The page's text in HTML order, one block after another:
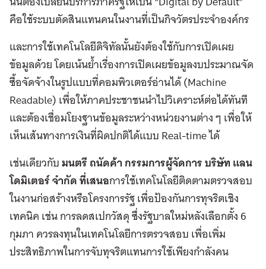
คือใช้ระบบตัดสินแทนคนในงานที่เป็นกิจวัตรประจำองค์กร
และการใช้เทคโนโลยีดิจิทัลนั้นยังต้องใช้กับการเปิดเผย
ข้อมูลด้วย โดยเน้นย้ำเรื่องการเปิดเผยข้อมูลงบประมาณจัด
ซื้อจัดจ้างในรูปแบบที่คอมพิวเตอร์อ่านได้ (Machine
Readable) เพื่อให้ภาคประชาชนนำไปวิเคราะห์ต่อได้ทันที
และต้องเชื่อมโยงฐานข้อมูลระหว่างหน่วยงานต่าง ๆ เพื่อให้
เห็นเส้นทางการเงินที่ผิดปกติได้แบบ Real-time ได้
เช่นเดียวกับมนตรี ถนัดค้า กรรมการผู้จัดการ บริษัท แลน
โดมิเตอร์ จำกัด ที่เสนอการใช้เทคโนโลยีติดตามตรวจสอบ
ในงานก่อสร้างหรือโครงการรัฐ เพื่อป้องกันการทุจริตเชิง
เทคนิค เช่น การลดสเปกวัสดุ ซึ่งรัฐบาลใหม่หลังเลือกตั้ง 6
กุมภา ควรลงทุนในเทคโนโลยีการตรวจสอบ เพื่อเพิ่ม
ประสิทธิภาพในการจับทุจริตแทนการใช้เพียงกำลังคน